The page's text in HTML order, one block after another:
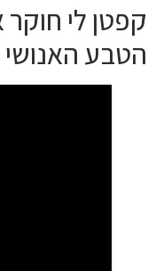
קפטן לי
הטבע האנושי